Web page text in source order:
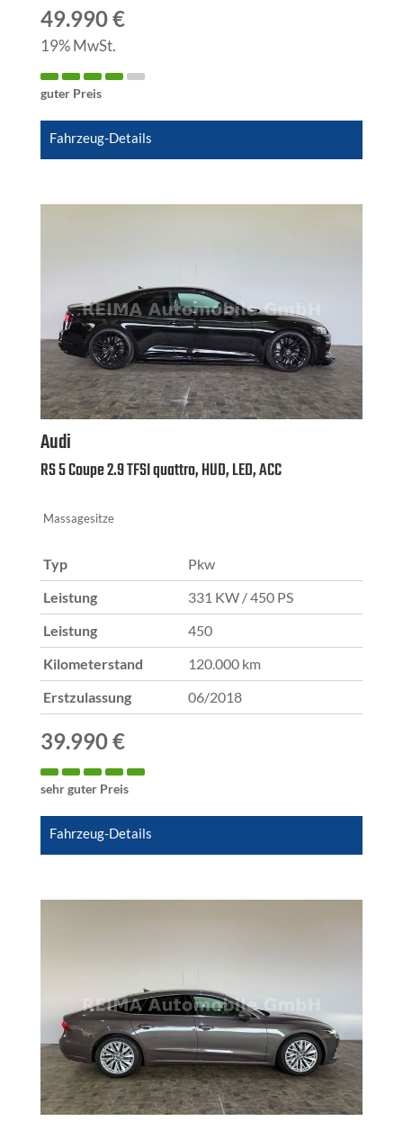
49.990 €
19% MwSt.
guter Preis
Fahrzeug-Details
Audi
RS 5 Coupe 2.9 TFSI quattro, HUD, LED, ACC
Massagesitze
Typ Pkw
Leistung 331 KW / 450 PS
Leistung 450
Kilometerstand 120.000 km
Erstzulassung 06/2018
39.990 €
sehr guter Preis
Fahrzeug-Details